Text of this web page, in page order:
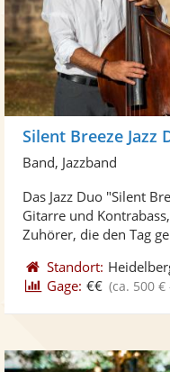
Silent Breeze Jazz
Band, Jazzband
Das Jazz Duo "Silent
Gitarre und
Zuhörer, die den Tag
Standort:
Gage: €€ (ca. 500